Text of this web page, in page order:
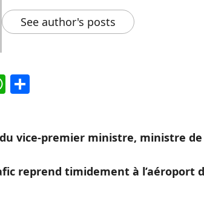
See author's posts
WhatsApp
vice-premier ministre, ministre
reprend timidement à l’aéroport